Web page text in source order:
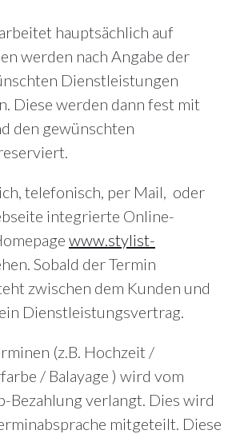
hauptsächlich auf
werden nach Angabe der
Dienstleistungen
Diese werden dann fest mit
den gewünschten
telefonisch, per Mail, oder
integrierte Online-
www.stylist-
Sobald der Termin
zwischen dem Kunden und
Dienstleistungsvertrag.
(z.B. Hochzeit /
/ Balayage ) wird vom
Bezahlung verlangt. Dies wird
mitgeteilt. Diese